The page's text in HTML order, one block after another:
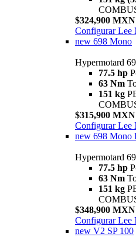
$324,900 MXN
Configurar Lee
new 698 Mono
Hypermotard
77.5 hp
63 Nm
151 kg
$315,900 MXN
Configurar Lee
new 698 Mono
Hypermotard
77.5 hp
63 Nm
151 kg
$348,900 MXN
Configurar Lee
new V2 SP 100